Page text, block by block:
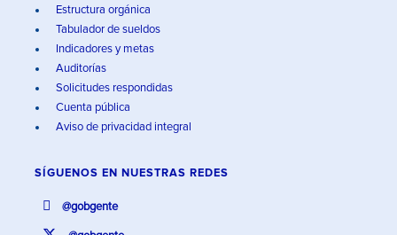
Estructura orgánica
Tabulador de sueldos
Indicadores y metas
Auditorías
Solicitudes respondidas
Cuenta pública
Aviso de privacidad integral
SÍGUENOS EN NUESTRAS REDES
@gobgente